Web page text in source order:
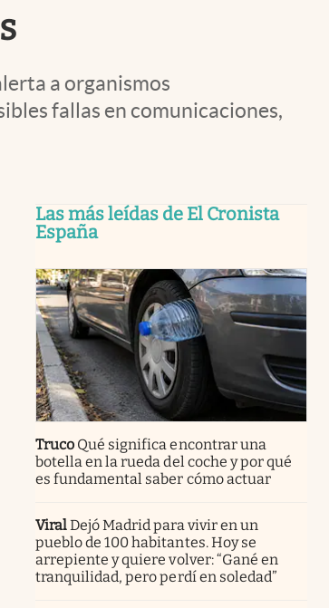
a organismos
fallas en comunicaciones,
Las más leídas de El Cronista
España
Truco Qué significa encontrar una
botella en la rueda del coche y por qué
es fundamental saber cómo actuar
ViralDejó Madrid para vivir en un
pueblo de 100 habitantes. Hoy se
arrepiente y quiere volver: “Gané en
tranquilidad, pero perdí en soledad”